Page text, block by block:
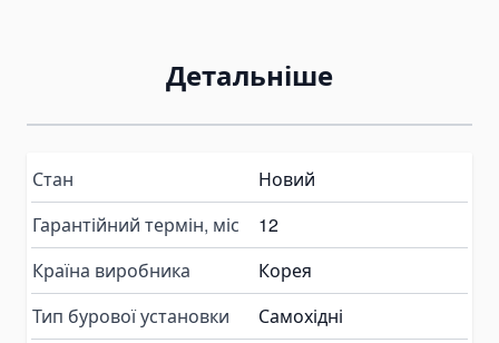
Деталі для гідророзподільників
Solenoid Valves
Вали відбору потужності
Гідромотори
Vane Motor
Масло гідравлічне
Редуктори на трактори
Детальніше
Стан
Новий
Гарантійний термін, міс
12
Країна виробника
Корея
Тип бурової установки
Самохідні